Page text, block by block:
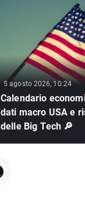
5 agosto 2026, 10:24
Calendario
dati macro USA e
delle Big Tech 🔎